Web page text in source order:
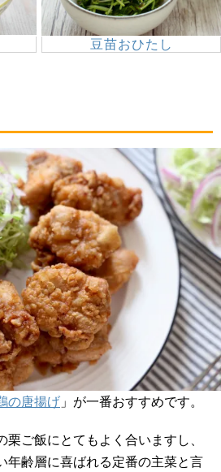
豆苗おひたし
の唐揚げ 」が一番おすすめです。
栗ご飯にとてもよく合いますし、
年齢層に喜ばれる定番の主菜と言